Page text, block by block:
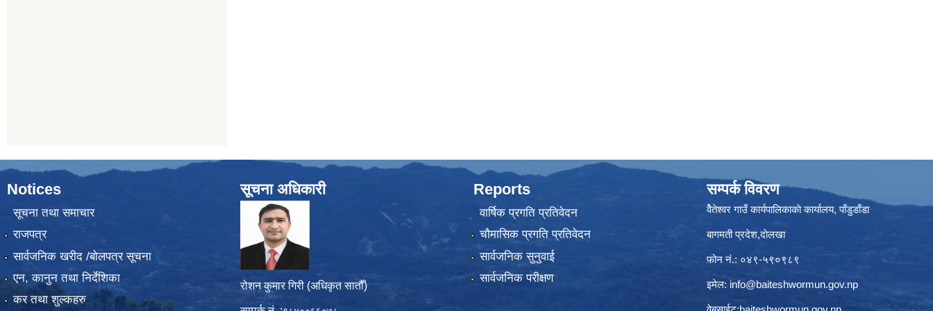
Notices
सूचना तथा समाचार
राजपत्र
सार्वजनिक खरीद /बोलपत्र सूचना
एन, कानुन तथा निर्देशिका
कर तथा शुल्कहरु
सूचना अधिकारी
रोशन कुमार गिरी (अधिकृत सातौँ)
Reports
वार्षिक प्रगति प्रतिवेदन
चौमासिक प्रगति प्रतिवेदन
सार्वजनिक सुनुवाई
सार्वजनिक परीक्षण
सम्पर्क विवरण
वैेतेश्वर गाउँ कार्यपालिकाकाे कार्यालय, पाँडुडाँडा
बागमती‌ प्रदेश,दाेलखा
फोन नं.: ०४९-५९०९८९
इमेल: info@baiteshwormun.gov.np